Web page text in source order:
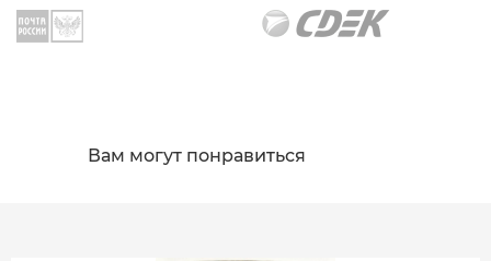
Вам могут понравиться